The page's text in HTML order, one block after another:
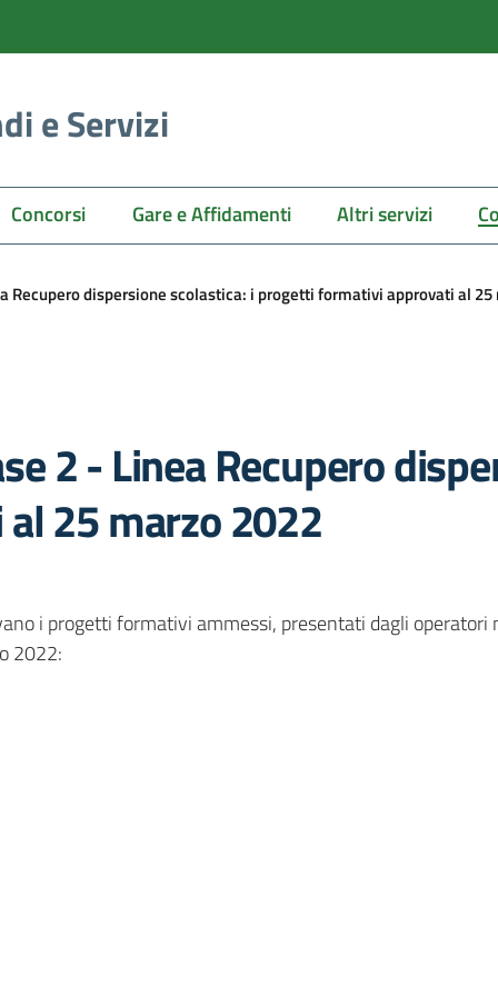
e Servizi
Concorsi Gare e Affidamenti Altri servizi
Recupero dispersione scolastica: i progetti formativi approvati al 25
2 - Linea Recupero
25 marzo 2022
i progetti formativi ammessi, presentati dagli operatori
2022: